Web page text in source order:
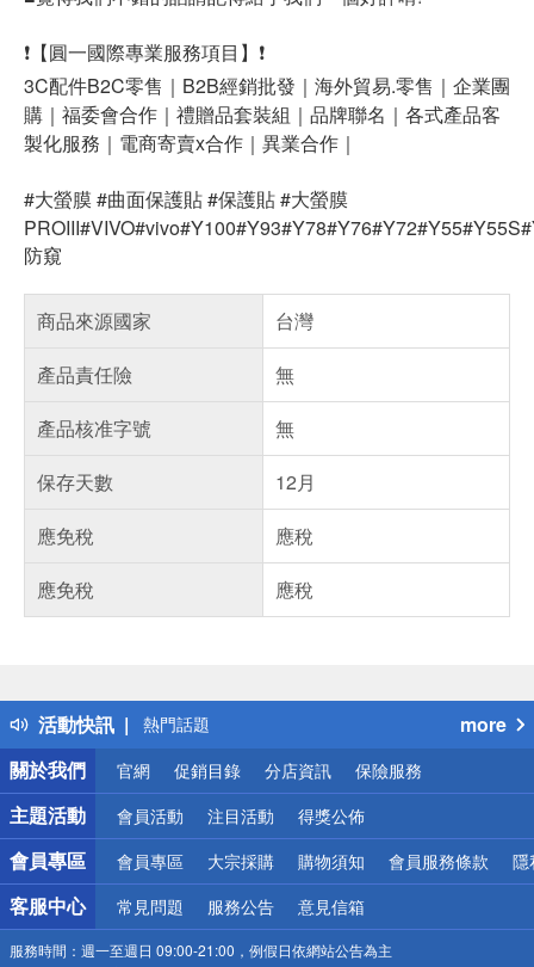
❗【圓一國際專業服務項目】❗
3C配件B2C零售｜B2B經銷批發｜海外貿易.零售｜企業團
購｜福委會合作｜禮贈品套裝組｜品牌聯名｜各式產品客
製化服務｜電商寄賣x合作｜異業合作｜
#大螢膜 #曲面保護貼 #保護貼 #大螢膜
防窺
商品來源國家
台灣
產品責任險
無
產品核准字號
無
保存天數
12月
應免稅
應稅
應免稅
應稅
活動快訊
得獎公告
熱門話題
銀行優惠
偏遠地區配送
詐騙網頁！請小心！
more
關於我們
官網 促銷目錄 分店資訊 保險服務
主題活動 會員活動 注目活動 得獎公佈
會員專區 會員專區 大宗採購 購物須知 會員服務條款 隱
客服中心 常見問題 服務公告 意見信箱
服務時間： 週一至週日 09:00-21:00，例假日依網站公告為主